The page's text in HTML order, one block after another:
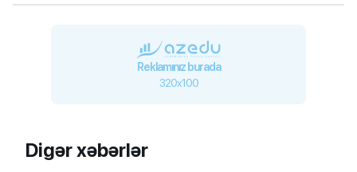
Reklamınız burada
320x100
Digər xəbərlər